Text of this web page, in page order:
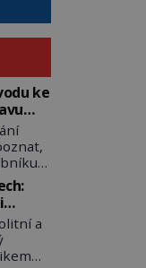
ke
a